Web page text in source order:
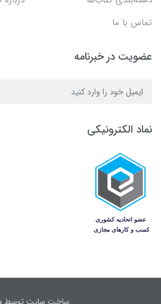
تماس با ما
عضویت در خبرنامه
نماد الکترونیکی